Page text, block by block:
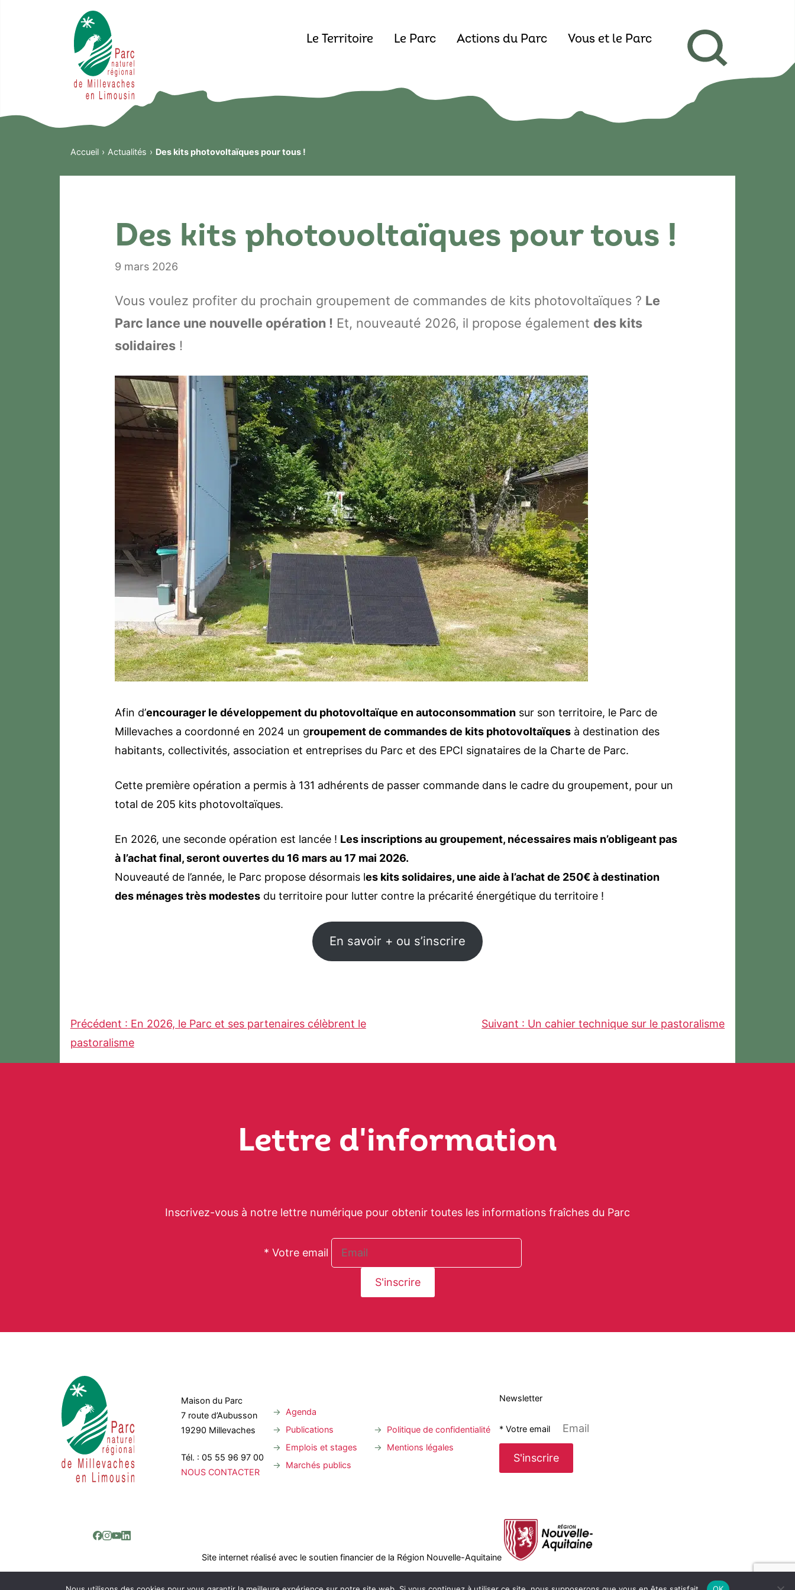
Le Territoire Le Parc Actions du Parc Vous et le Parc
Accueil Actualités Des kits photovoltaïques pour tous !
Des kits photovoltaïques pour tous !
9 mars 2026
Vous voulez profiter du prochain groupement de commandes de kits photovoltaïques ? Le
Parc lance une nouvelle opération ! Et, nouveauté 2026, il propose également des kits
solidaires!
Afin d’encourager le développement du photovoltaïque en autoconsommationsur son territoire, le Parc de
Millevaches a coordonné en 2024 un groupement de commandes de kits photovoltaïquesà destination des
habitants, collectivités, association et entreprises du Parc et des EPCI signataires de la Charte de Parc.
Cette première opération a permis à 131 adhérents de passer commande dans le cadre du groupement, pour un
total de 205 kits photovoltaïques.
En 2026, une seconde opération est lancée ! Les inscriptions au groupement, nécessaires mais n’obligeant pas
à l’achat final, seront ouvertes du 16 mars au 17 mai 2026.
Nouveauté de l’année, le Parc propose désormais les kits solidaires, une aide à l’achat de 250€ à destination
des ménages très modestesdu territoire pour lutter contre la précarité énergétique du territoire !
En savoir + ou s’inscrire
Navigation
Précédent : En 2026, le Parc et ses partenaires célèbrent le
pastoralisme
Suivant : Un cahier technique sur le pastoralisme
Lettre d'information
Inscrivez-vous à notre lettre numérique pour obtenir toutes les informations fraîches du Parc
* Votre email
Maison du Parc
7 route d’Aubusson
19290 Millevaches
Tél. : 05 55 96 97 00
NOUS CONTACTER
Agenda
Publications
Emplois et stages
Marchés publics
Politique de confidentialité
Mentions légales
Newsletter
* Votre email
Site internet réalisé avec le soutien financier de la Région Nouvelle-Aquitaine